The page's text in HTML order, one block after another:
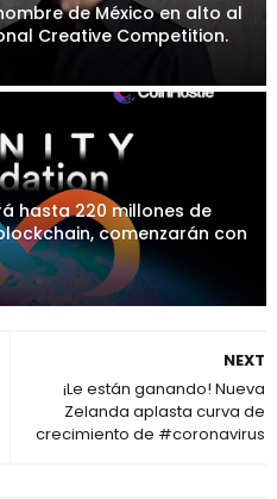
de México en alto al
Creative Competition.
hasta 220 millones de
comenzarán con
NEXT
¡Le están ganando! Nueva
Zelanda aplasta curva de
crecimiento de #coronavirus